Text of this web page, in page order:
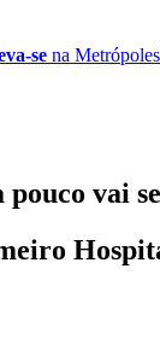
se na
vai